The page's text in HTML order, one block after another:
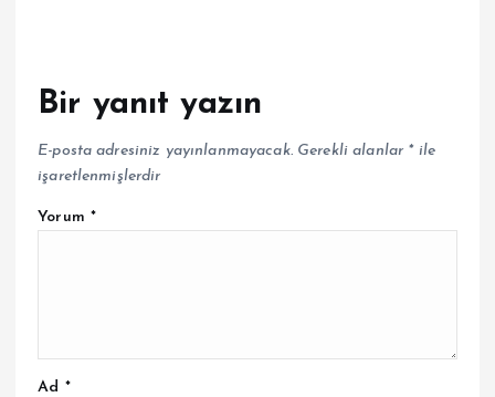
Bir yanıt yazın
E-posta adresiniz yayınlanmayacak. Gerekli alanlar *ile
işaretlenmişlerdir
Yorum *
Ad *